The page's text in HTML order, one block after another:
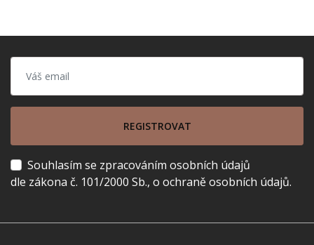
REGISTROVAT
Souhlasím se zpracováním osobních údajů
dle zákona č. 101/2000 Sb., o ochraně osobních údajů.